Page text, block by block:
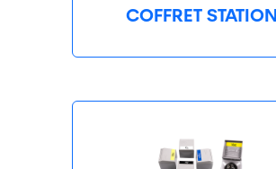
COFFRET STATION